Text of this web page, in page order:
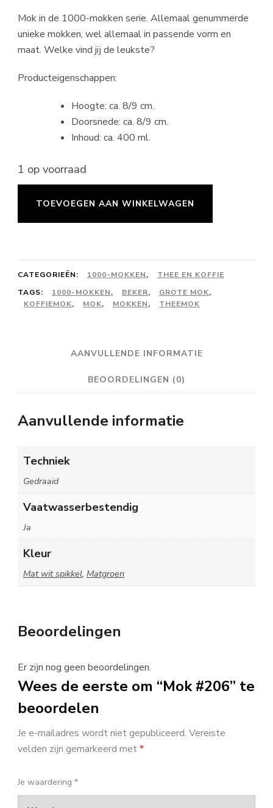
Mok in de 1000-mokken serie. Allemaal genummerde
unieke mokken, wel allemaal in passende vorm en
maat. Welke vind jij de leukste?
Producteigenschappen:
Hoogte: ca. 8/9 cm.
Doorsnede: ca. 8/9 cm.
Inhoud: ca. 400 ml.
1 op voorraad
TOEVOEGEN AAN WINKELWAGEN
CATEGORIEËN: 1000-MOKKEN,
THEE EN KOFFIE
TAGS:
1000-MOKKEN, BEKER, GROTE MOK,
KOFFIEMOK, MOK, MOKKEN, THEEMOK
AANVULLENDE INFORMATIE
BEOORDELINGEN (0)
Aanvullende informatie
Techniek
Gedraaid
Vaatwasserbestendig
Ja
Kleur
Mat wit spikkel, Matgroen
Beoordelingen
Er zijn nog geen beoordelingen.
Wees de eerste om “Mok #206” te
beoordelen
Je e-mailadres wordt niet gepubliceerd. Vereiste
velden zijn gemarkeerd met*
Je waardering *